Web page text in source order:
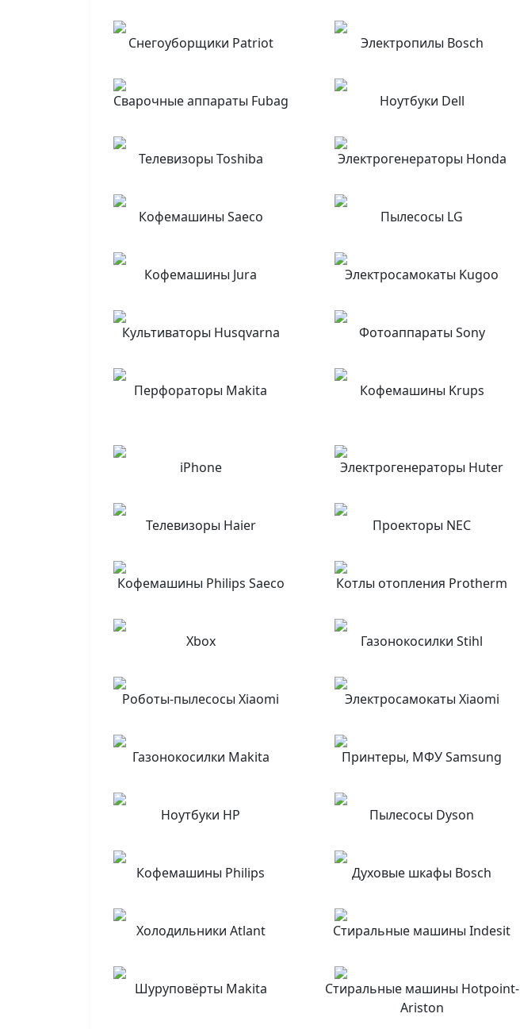
Снегоуборщики Patriot Электропилы Bosch
Сварочные аппараты Fubag Ноутбуки Dell
Телевизоры Toshiba Электрогенераторы Honda
Кофемашины Saeco Пылесосы LG
Кофемашины Jura Электросамокаты Kugoo
Культиваторы Husqvarna Фотоаппараты Sony
Перфораторы Makita Кофемашины Krups
iPhone Электрогенераторы Huter
Телевизоры Haier Проекторы NEC
Кофемашины Philips Saeco Котлы отопления Protherm
Xbox Газонокосилки Stihl
Роботы-пылесосы Xiaomi Электросамокаты Xiaomi
Газонокосилки Makita Принтеры, МФУ Samsung
Ноутбуки HP Пылесосы Dyson
Кофемашины Philips Духовые шкафы Bosch
Холодильники Atlant Стиральные машины Indesit
Шуруповёрты Makita
Стиральные машины Hotpoint-
Ariston